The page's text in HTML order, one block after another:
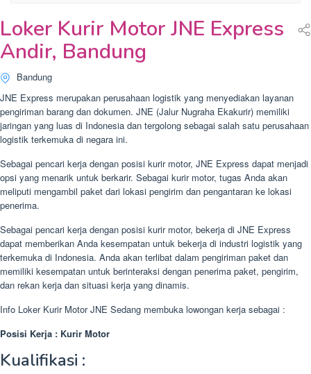
Loker Kurir Motor JNE Express
Andir, Bandung
Bandung
JNE Express merupakan perusahaan logistik yang menyediakan layanan
pengiriman barang dan dokumen. JNE (Jalur Nugraha Ekakurir) memiliki
jaringan yang luas di Indonesia dan tergolong sebagai salah satu perusahaan
logistik terkemuka di negara ini.
Sebagai pencari kerja dengan posisi kurir motor, JNE Express dapat menjadi
opsi yang menarik untuk berkarir. Sebagai kurir motor, tugas Anda akan
meliputi mengambil paket dari lokasi pengirim dan pengantaran ke lokasi
penerima.
Sebagai pencari kerja dengan posisi kurir motor, bekerja di JNE Express
dapat memberikan Anda kesempatan untuk bekerja di industri logistik yang
terkemuka di Indonesia. Anda akan terlibat dalam pengiriman paket dan
memiliki kesempatan untuk berinteraksi dengan penerima paket, pengirim,
dan rekan kerja dan situasi kerja yang dinamis.
Info Loker Kurir Motor JNE Sedang membuka lowongan kerja sebagai :
Posisi Kerja : Kurir Motor
Kualifikasi :